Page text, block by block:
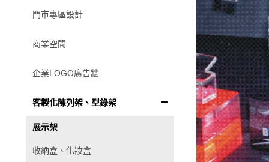
門市專區設計
商業空間
企業LOGO廣告牆
客製化陳列架、型錄架
展示架
收納盒、化妝盒